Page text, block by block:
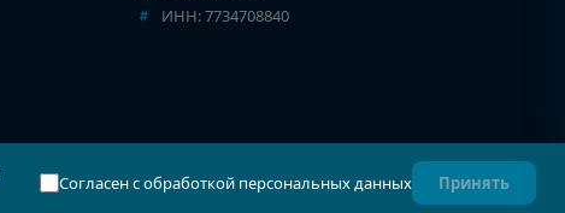
ИНН: 7734708840
Карта сайтаСоглашениеКонфиденциальность
Согласен с обработкой персональных данных Принять